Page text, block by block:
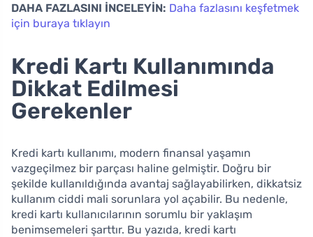
DAHA FAZLASINI İNCELEYİN: Daha fazlasını keşfetmek
için buraya tıklayın
Kredi Kartı Kullanımında
Dikkat Edilmesi
Gerekenler
Kredi kartı kullanımı, modern finansal yaşamın
vazgeçilmez bir parçası haline gelmiştir. Doğru bir
şekilde kullanıldığında avantaj sağlayabilirken, dikkatsiz
kullanım ciddi mali sorunlara yol açabilir. Bu nedenle,
kredi kartı kullanıcılarının sorumlu bir yaklaşım
benimsemeleri şarttır. Bu yazıda, kredi kartı